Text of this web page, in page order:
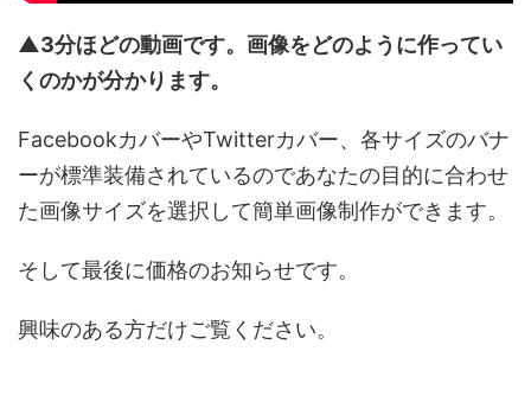
▲3分ほどの動画です。画像をどのように作ってい
くのかが分かります。
FacebookカバーやTwitterカバー、各サイズのバナ
ーが標準装備されているのであなたの目的に合わせ
た画像サイズを選択して簡単画像制作ができます。
そして最後に価格のお知らせです。
興味のある方だけご覧ください。